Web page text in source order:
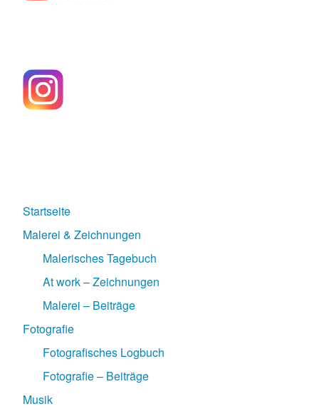
Startseite
Malerei & Zeichnungen
Malerisches Tagebuch
At work – Zeichnungen
Malerei – Beiträge
Fotografie
Fotografisches Logbuch
Fotografie – Beiträge
Musik